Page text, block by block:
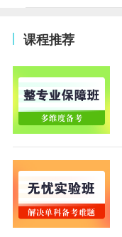
课程推荐